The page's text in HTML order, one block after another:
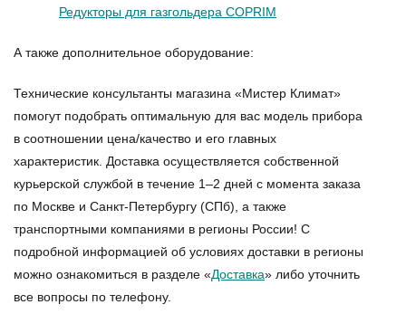
Редукторы для газгольдера COPRIM
А также дополнительное оборудование:
Технические консультанты магазина «Мистер Климат»
помогут подобрать оптимальную для вас модель прибора
в соотношении цена/качество и его главных
характеристик. Доставка осуществляется собственной
курьерской службой в течение 1–2 дней с момента заказа
по Москве и Санкт-Петербургу (СПб), а также
транспортными компаниями в регионы России! С
подробной информацией об условиях доставки в регионы
можно ознакомиться в разделе «Доставка» либо уточнить
все вопросы по телефону.